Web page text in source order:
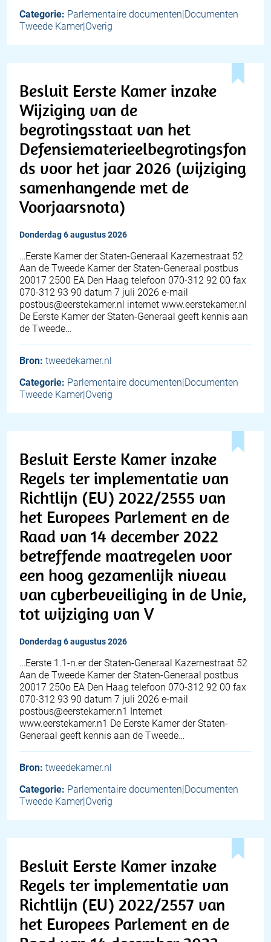
Categorie: Parlementaire documenten|Documenten
Tweede Kamer|Overig
Besluit Eerste Kamer inzake
Wijziging van de
begrotingsstaat van het
Defensiematerieelbegrotingsfon
ds voor het jaar 2026 (wijziging
samenhangende met de
Voorjaarsnota)
donderdag 6 augustus 2026
…Eerste Kamer der Staten-Generaal Kazernestraat 52
Aan de Tweede Kamer der Staten-Generaal postbus
20017 2500 EA Den Haag telefoon 070-312 92 00 fax
070-312 93 90 datum 7 juli 2026 e-mail
postbus@eerstekamer.nl internet www.eerstekamer.nl
De Eerste Kamer der Staten-Generaal geeft kennis aan
de Tweede…
Bron: tweedekamer.nl
Categorie: Parlementaire documenten|Documenten
Tweede Kamer|Overig
Besluit Eerste Kamer inzake
Regels ter implementatie van
Richtlijn (EU) 2022/2555 van
het Europees Parlement en de
Raad van 14 december 2022
betreffende maatregelen voor
een hoog gezamenlijk niveau
van cyberbeveiliging in de Unie,
tot wijziging van V
donderdag 6 augustus 2026
…Eerste 1.1-n.er der Staten-Generaal Kazernestraat 52
Aan de Tweede Kamer der Staten-Generaal postbus
20017 250o EA Den Haag telefoon 070-312 92 00 fax
070-312 93 90 datum 7 juli 2026 e-mail
postbus@eerstekamer.n1 Internet
www.eerstekamer.n1 De Eerste Kamer der Staten-
Generaal geeft kennis aan de Tweede…
Bron: tweedekamer.nl
Categorie: Parlementaire documenten|Documenten
Tweede Kamer|Overig
Besluit Eerste Kamer inzake
Regels ter implementatie van
Richtlijn (EU) 2022/2557 van
het Europees Parlement en de